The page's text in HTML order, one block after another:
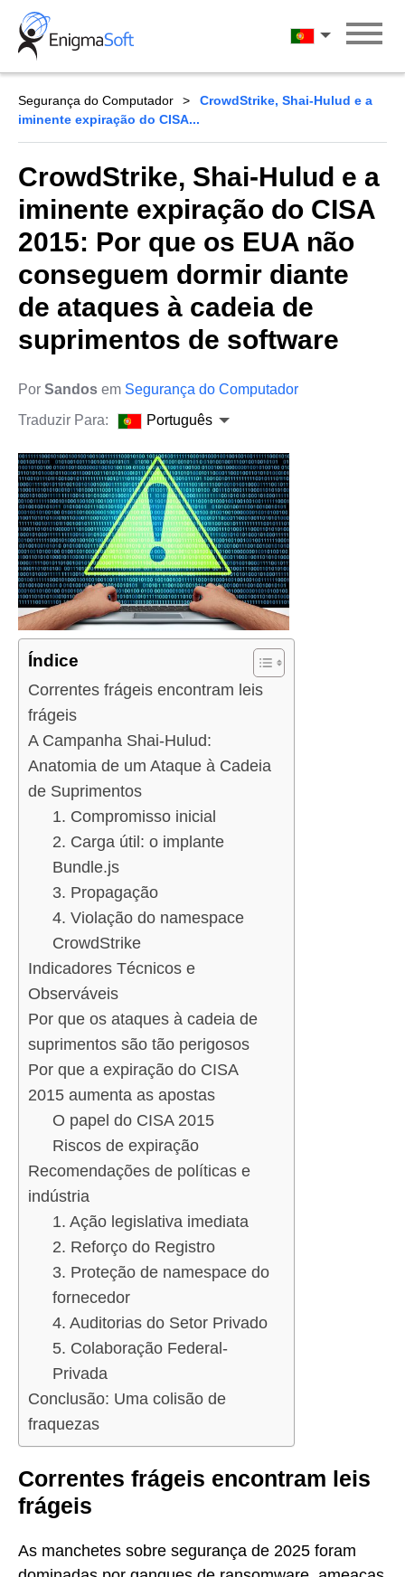
Skip
content
Português
Segurança do Computador
CrowdStrike, Shai-Hulud e a
iminente expiração do CISA...
CrowdStrike, Shai-Hulud e a
iminente expiração do CISA
2015: Por que os EUA não
conseguem dormir diante
de ataques à cadeia de
suprimentos de software
Por Sandos em Segurança do Computador
Traduzir Para:
Português
Índice
Correntes frágeis encontram leis
frágeis
A Campanha Shai-Hulud:
Anatomia de um Ataque à Cadeia
de Suprimentos
1. Compromisso inicial
2. Carga útil: o implante
Bundle.js
3. Propagação
4. Violação do namespace
CrowdStrike
Indicadores Técnicos e
Observáveis
Por que os ataques à cadeia de
suprimentos são tão perigosos
Por que a expiração do CISA
2015 aumenta as apostas
O papel do CISA 2015
Riscos de expiração
Recomendações de políticas e
indústria
1. Ação legislativa imediata
2. Reforço do Registro
3. Proteção de namespace do
fornecedor
4. Auditorias do Setor Privado
5. Colaboração Federal-
Privada
Conclusão: Uma colisão de
fraquezas
Correntes frágeis encontram leis
frágeis
As manchetes sobre segurança de 2025 foram